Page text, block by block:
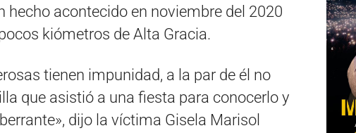
hecho acontecido en noviembre del 2020
kiómetros de Alta Gracia.
tienen impunidad, a la par de él no
que asistió a una fiesta para conocerlo y
dijo la víctima Gisela Marisol